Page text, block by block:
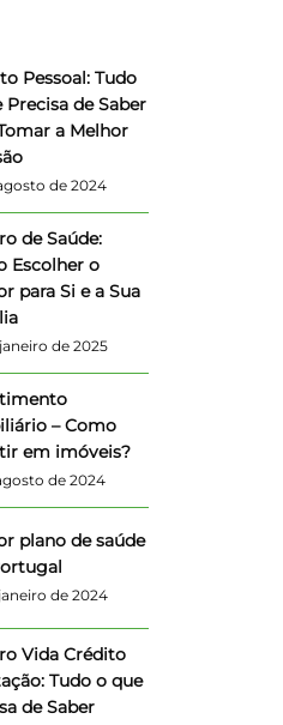
Pessoal: Tudo
Precisa de Saber
a Melhor
de 2024
de Saúde:
Escolher o
para Si e a Sua
de 2025
– Como
em imóveis?
de 2024
plano de saúde
de 2024
Vida Crédito
Tudo o que
de Saber